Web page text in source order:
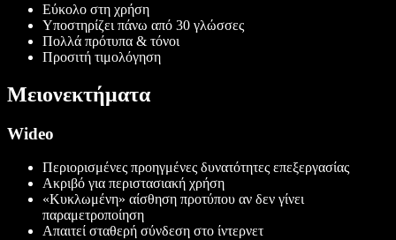
Εύκολο στη χρήση
Υποστηρίζει πάνω από 30 γλώσσες
Πολλά πρότυπα & τόνοι
Προσιτή τιμολόγηση
Μειονεκτήματα
Wideo
Περιορισμένες προηγμένες δυνατότητες επεξεργασίας
Ακριβό για περιστασιακή χρήση
«Κυκλωμένη» αίσθηση προτύπου αν δεν γίνει
παραμετροποίηση
Απαιτεί σταθερή σύνδεση στο ίντερνετ